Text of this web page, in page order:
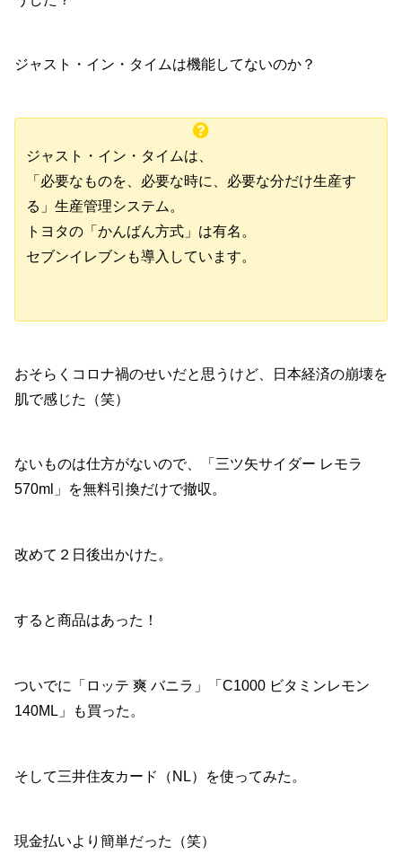
ジャスト・イン・タイムは機能してないのか？
ジャスト・イン・タイムは、
「必要なものを、必要な時に、必要な分だけ生産す
る」生産管理システム。
トヨタの「かんばん方式」は有名。
セブンイレブンも導入しています。
おそらくコロナ禍のせいだと思うけど、日本経済の崩壊を
肌で感じた（笑）
ないものは仕方がないので、「三ツ矢サイダー レモラ
570ml」を無料引換だけで撤収。
改めて２日後出かけた。
すると商品はあった！
ついでに「ロッテ 爽 バニラ」「C1000 ビタミンレモン
140ML」も買った。
そして三井住友カード（NL）を使ってみた。
現金払いより簡単だった（笑）